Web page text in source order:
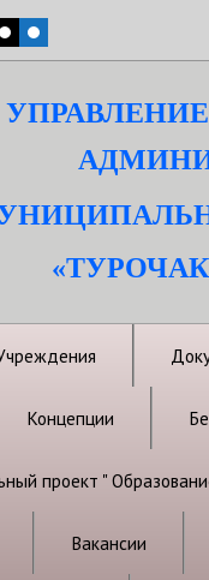
Концепции
проект "
Вакансии